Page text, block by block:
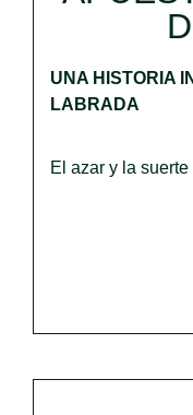
UNA HISTORIA
LABRADA
El azar y la